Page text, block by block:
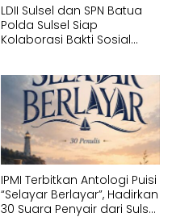
LDII Sulsel dan SPN Batua
Polda Sulsel Siap
Kolaborasi Bakti Sosial
IPMI Terbitkan Antologi Puisi
“Selayar Berlayar”, Hadirkan
30 Suara Penyair dari Sulsel